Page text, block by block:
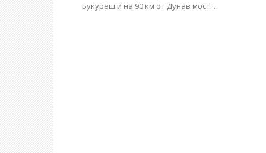
Букурещ и на 90 км от Дунав мост...